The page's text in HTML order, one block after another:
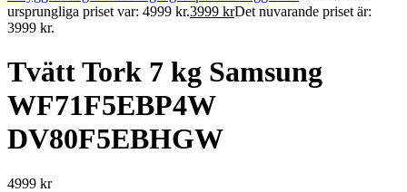
ursprungliga priset var: 4999 kr.3999 krDet nuvarande priset är:
3999 kr.
Tvätt Tork 7 kg Samsung
WF71F5EBP4W
DV80F5EBHGW
4999 kr